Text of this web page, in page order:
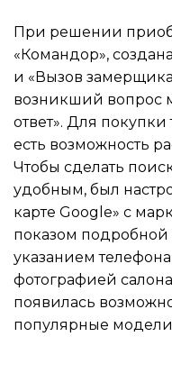
При решении
«Командор»,
и «Вызов
возникший вопрос
ответ». Для
есть возможность
Чтобы сделать
удобным, был
карте Google» с
показом
указанием
фотографией
появилась
популярные